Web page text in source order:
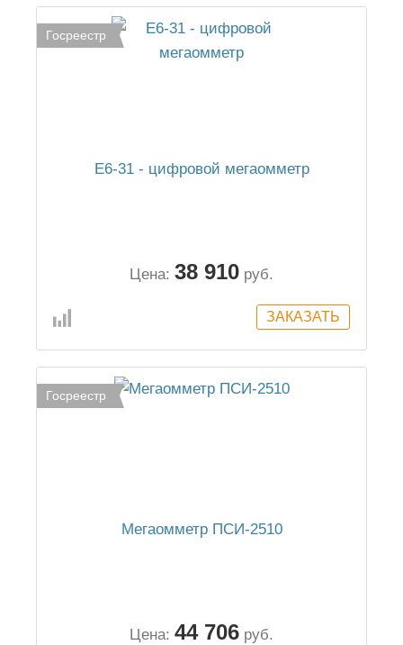
Госреестр
Е6-31 - цифровой мегаомметр
Цена: 38 910 руб.
Госреестр
Мегаомметр ПСИ-2510
Цена: 44 706 руб.